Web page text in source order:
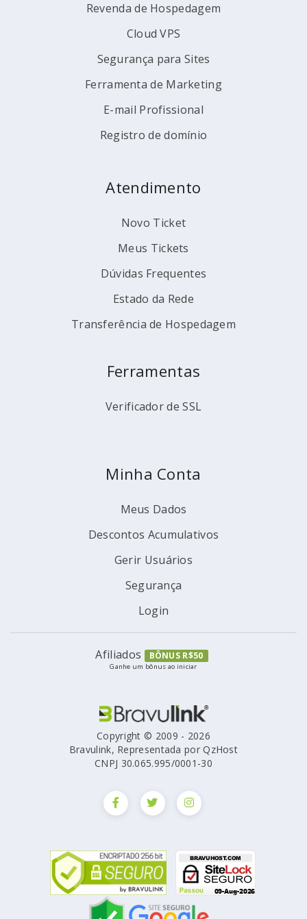
Revenda de Hospedagem
Cloud VPS
Segurança para Sites
Ferramenta de Marketing
E-mail Profissional
Registro de domínio
Atendimento
Novo Ticket
Meus Tickets
Dúvidas Frequentes
Estado da Rede
Transferência de Hospedagem
Ferramentas
Verificador de SSL
Minha Conta
Meus Dados
Descontos Acumulativos
Gerir Usuários
Segurança
Login
Afiliados BÔNUS R$50
Ganhe um bônus ao iniciar
Copyright © 2009 - 2026
Bravulink, Representada por QzHost
CNPJ 30.065.995/0001-30